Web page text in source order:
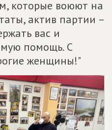
которые воюют на
актив партии –
вас и
помощь. С
женщины!"